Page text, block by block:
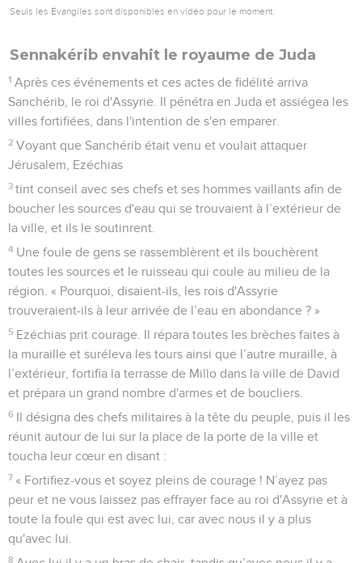
Seuls les Évangiles sont disponibles en vidéo pour le moment.
Sennakérib envahit le royaume de Juda
1 Après ces événements et ces actes de fidélité arriva
Sanchérib, le roi d'Assyrie. Il pénétra en Juda et assiégea les
villes fortifiées, dans l'intention de s'en emparer.
2 Voyant que Sanchérib était venu et voulait attaquer
Jérusalem, Ezéchias
3 tint conseil avec ses chefs et ses hommes vaillants afin de
boucher les sources d'eau qui se trouvaient à l’extérieur de
la ville, et ils le soutinrent.
4 Une foule de gens se rassemblèrent et ils bouchèrent
toutes les sources et le ruisseau qui coule au milieu de la
région. « Pourquoi, disaient-ils, les rois d'Assyrie
trouveraient-ils à leur arrivée de l’eau en abondance ? »
5 Ezéchias prit courage. Il répara toutes les brèches faites à
la muraille et suréleva les tours ainsi que l’autre muraille, à
l’extérieur, fortifia la terrasse de Millo dans la ville de David
et prépara un grand nombre d'armes et de boucliers.
6 Il désigna des chefs militaires à la tête du peuple, puis il les
réunit autour de lui sur la place de la porte de la ville et
toucha leur cœur en disant :
7 « Fortifiez-vous et soyez pleins de courage ! N’ayez pas
peur et ne vous laissez pas effrayer face au roi d'Assyrie et à
toute la foule qui est avec lui, car avec nous il y a plus
qu'avec lui.
8